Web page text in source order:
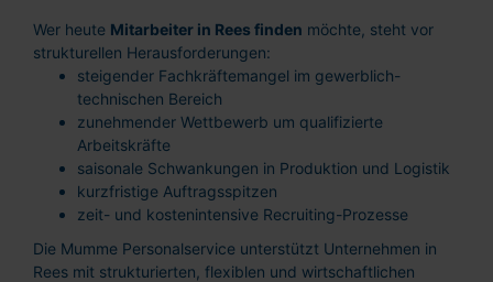
Wer heute Mitarbeiter in Rees finden möchte, steht vor
strukturellen Herausforderungen:
steigender Fachkräftemangel im gewerblich-
technischen Bereich
zunehmender Wettbewerb um qualifizierte
Arbeitskräfte
saisonale Schwankungen in Produktion und Logistik
kurzfristige Auftragsspitzen
zeit- und kostenintensive Recruiting-Prozesse
Die Mumme Personalservice unterstützt Unternehmen in
Rees mit strukturierten, flexiblen und wirtschaftlichen